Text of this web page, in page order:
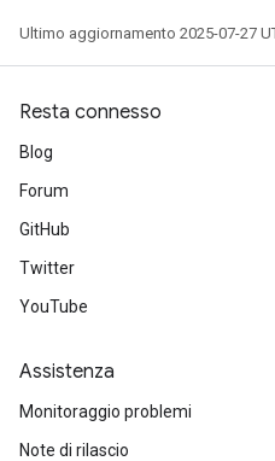
Ultimo aggiornamento 2025-07-27
Resta connesso
Blog
Forum
GitHub
Twitter
YouTube
Assistenza
Monitoraggio problemi
Note di rilascio